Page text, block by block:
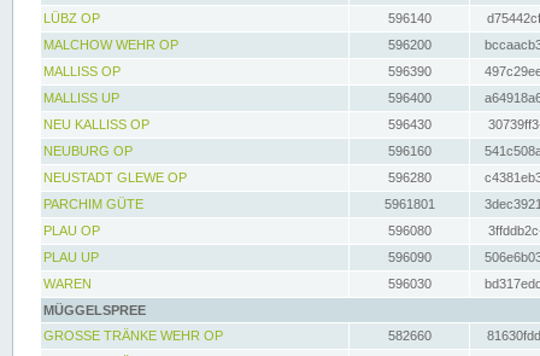
LÜBZ OP
596140
MALCHOW WEHR OP
596200
MALLISS OP
596390
MALLISS UP
596400
NEU KALLISS OP
596430
NEUBURG OP
596160
NEUSTADT GLEWE OP
596280
PARCHIM GÜTE
5961801
PLAU OP
596080
PLAU UP
596090
WAREN
596030
MÜGGELSPREE
GROSSE TRÄNKE WEHR OP
582660